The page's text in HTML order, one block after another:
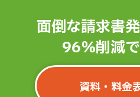
面倒な請求書
96％削減で
資料・料金